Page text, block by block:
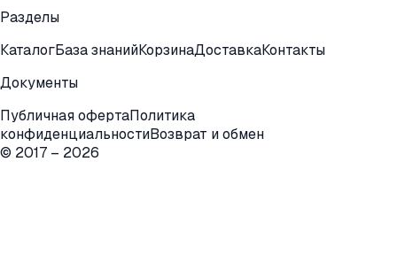
Разделы
КаталогБаза знанийКорзинаДоставкаКонтакты
Документы
Публичная офертаПолитика
конфиденциальностиВозврат и обмен
© 2017 – 2026